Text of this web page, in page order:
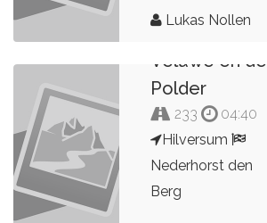
Lukas Nollen
Veluwe en de
Polder
233
04:40
Hilversum
Nederhorst den
Berg